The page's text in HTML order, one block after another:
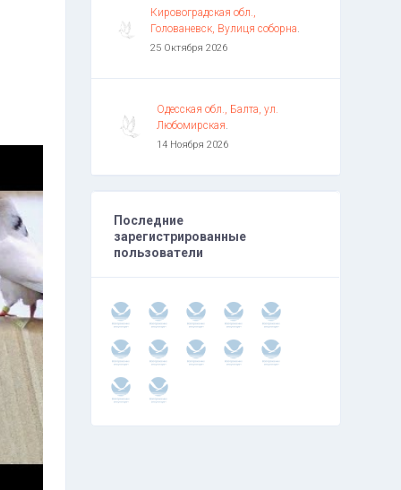
Кировоградская обл.,
Голованевск, Вулиця соборна.
25 Октября 2026
Одесская обл., Балта, ул.
Любомирская.
14 Ноября 2026
Последние
зарегистрированные
пользователи